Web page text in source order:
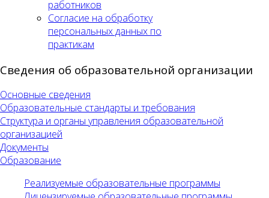
работников
Согласие на обработку
персональных данных по
практикам
Сведения об образовательной организации
Основные сведения
Образовательные стандарты и требования
Структура и органы управления образовательной
организацией
Документы
Образование
Реализуемые образовательные программы